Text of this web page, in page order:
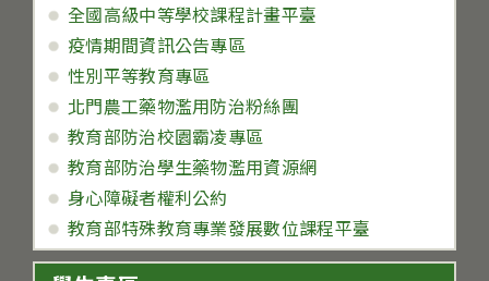
全國高級中等學校課程計畫平臺
疫情期間資訊公告專區
性別平等教育專區
北門農工藥物濫用防治粉絲團
教育部防治校園霸凌專區
教育部防治學生藥物濫用資源網
身心障礙者權利公約
教育部特殊教育專業發展數位課程平臺